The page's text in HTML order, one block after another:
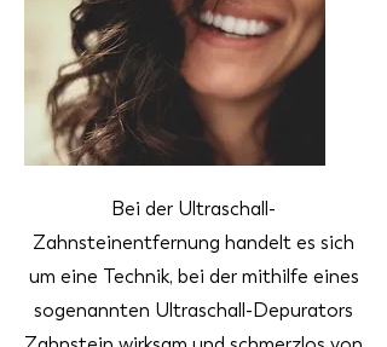
Bei der Ultraschall-
Zahnsteinentfernung handelt es sich
um eine Technik, bei der mithilfe eines
sogenannten Ultraschall-Depurators